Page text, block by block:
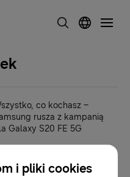
co kochasz –
rusza z kampanią
Galaxy S20 FE 5G
12-2020
i pliki cookies